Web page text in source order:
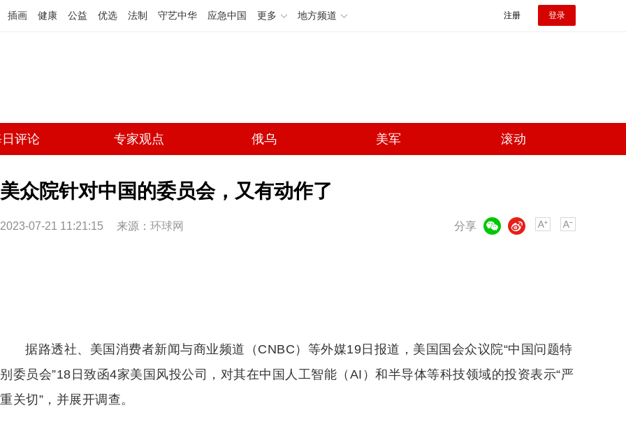
插画 健康 公益 优选 法制 守艺中华 应急中国 更多 地方频道 注册 登录
评论 专家观点 俄乌 美军 滚动
美众院针对中国的委员会，又有动作了
2023-07-21 11:21:15 来源： 环球网 分享
微博
据路透社、美国消费者新闻与商业频道（CNBC）等外媒19日报道，美国国会众议院“中国问题特
别委员会”18日致函4家美国风投公司，对其在中国人工智能（AI）和半导体等科技领域的投资表示“严
重关切”，并展开调查。